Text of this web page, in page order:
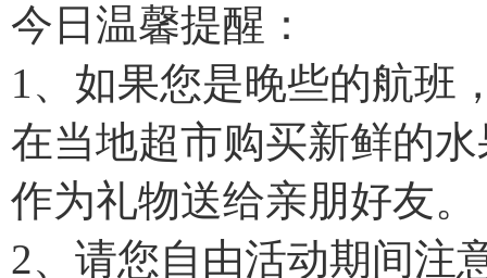
今日温馨提醒：
1、如果您是晚些的航班
在当地超市购买新鲜的
作为礼物送给亲朋好友。
2、请您自由活动期间注